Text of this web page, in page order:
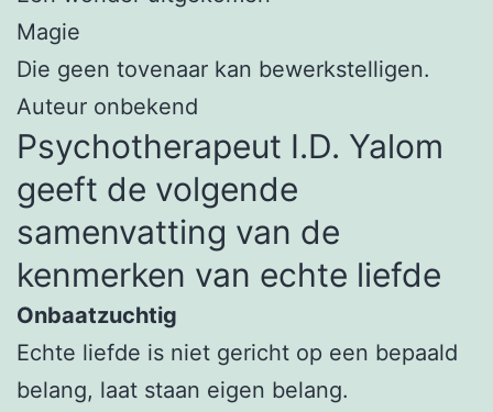
Magie
Die geen tovenaar kan bewerkstelligen.
Auteur onbekend
Psychotherapeut I.D. Yalom
geeft de volgende
samenvatting van de
kenmerken van echte liefde
Onbaatzuchtig
Echte liefde is niet gericht op een bepaald
belang, laat staan eigen belang.